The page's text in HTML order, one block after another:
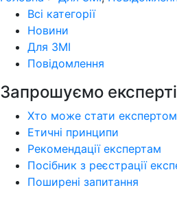
Всі категорії
Новини
Для ЗМІ
Повідомлення
Запрошуємо
Хто може стати експертом
Етичні принципи
Рекомендації експертам
Посібник з реєстрації
Поширені запитання